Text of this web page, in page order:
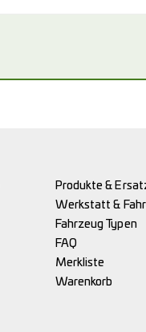
Produkte &
Werkstatt &
Fahrzeug Typen
FAQ
Merkliste
Warenkorb